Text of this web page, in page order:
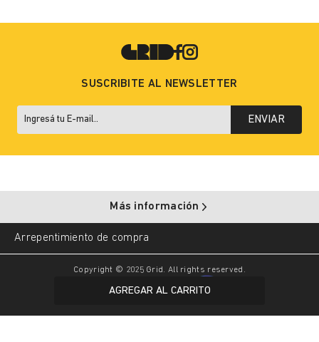
AGREGAR AL CARRITO
SUSCRIBITE AL NEWSLETTER
ENVIAR
Más información
Arrepentimiento de compra
Copyright © 2025 Grid. All rights reserved.